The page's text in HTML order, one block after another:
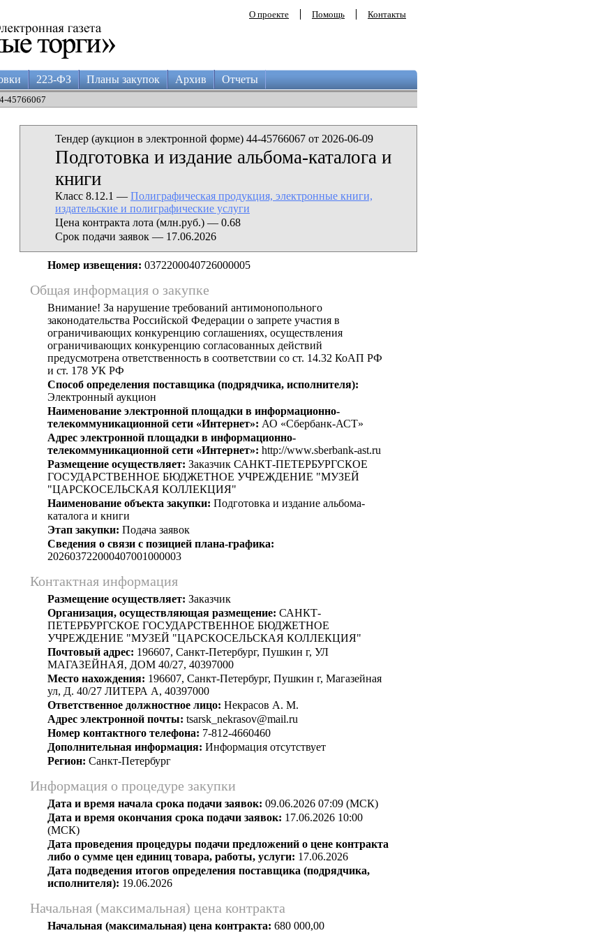
О проекте Помощь Контакты
223-ФЗ Планы закупок Архив Отчеты
45766067
Тендер (аукцион в электронной форме) 44-45766067 от 2026-06-09
Подготовка и издание альбома-каталога и
книги
Класс 8.12.1 — Полиграфическая продукция, электронные книги,
издательские и полиграфические услуги
Цена контракта лота (млн.руб.) — 0.68
Срок подачи заявок — 17.06.2026
Номер извещения: 0372200040726000005
Общая информация о закупке
Внимание! За нарушение требований антимонопольного
законодательства Российской Федерации о запрете участия в
ограничивающих конкуренцию соглашениях, осуществления
ограничивающих конкуренцию согласованных действий
предусмотрена ответственность в соответствии со ст. 14.32 КоАП РФ
и ст. 178 УК РФ
Способ определения поставщика (подрядчика, исполнителя):
Электронный аукцион
Наименование электронной площадки в информационно-
телекоммуникационной сети «Интернет»: АО «Сбербанк-АСТ»
Адрес электронной площадки в информационно-
телекоммуникационной сети «Интернет»: http://www.sberbank-ast.ru
Размещение осуществляет: Заказчик САНКТ-ПЕТЕРБУРГСКОЕ
ГОСУДАРСТВЕННОЕ БЮДЖЕТНОЕ УЧРЕЖДЕНИЕ "МУЗЕЙ
"ЦАРСКОСЕЛЬСКАЯ КОЛЛЕКЦИЯ"
Наименование объекта закупки: Подготовка и издание альбома-
каталога и книги
Этап закупки: Подача заявок
Сведения о связи с позицией плана-графика:
202603722000407001000003
Контактная информация
Размещение осуществляет: Заказчик
Организация, осуществляющая размещение: САНКТ-
ПЕТЕРБУРГСКОЕ ГОСУДАРСТВЕННОЕ БЮДЖЕТНОЕ
УЧРЕЖДЕНИЕ "МУЗЕЙ "ЦАРСКОСЕЛЬСКАЯ КОЛЛЕКЦИЯ"
Почтовый адрес: 196607, Санкт-Петербург, Пушкин г, УЛ
МАГАЗЕЙНАЯ, ДОМ 40/27, 40397000
Место нахождения: 196607, Санкт-Петербург, Пушкин г, Магазейная
ул, Д. 40/27 ЛИТЕРА А, 40397000
Ответственное должностное лицо: Некрасов А. М.
Адрес электронной почты: tsarsk_nekrasov@mail.ru
Номер контактного телефона: 7-812-4660460
Дополнительная информация: Информация отсутствует
Регион: Санкт-Петербург
Информация о процедуре закупки
Дата и время начала срока подачи заявок: 09.06.2026 07:09 (МСК)
Дата и время окончания срока подачи заявок: 17.06.2026 10:00
(МСК)
Дата проведения процедуры подачи предложений о цене контракта
либо о сумме цен единиц товара, работы, услуги: 17.06.2026
Дата подведения итогов определения поставщика (подрядчика,
исполнителя): 19.06.2026
Начальная (максимальная) цена контракта
Начальная (максимальная) цена контракта: 680 000,00